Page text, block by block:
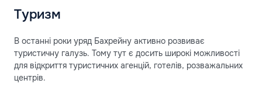
Туризм
В останні роки уряд Бахрейну активно розвиває
туристичну галузь. Тому тут є досить широкі можливості
для відкриття туристичних агенцій, готелів, розважальних
центрів.